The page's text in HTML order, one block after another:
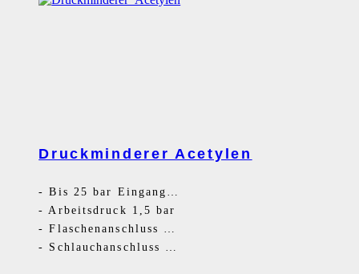
Druckminderer Acetylen
-Bis 25 bar Eingangsdruck
- Arbeitsdruck 1,5 bar
-Flaschenanschluss Bügel
- Schlauchanschluss G3/8LH